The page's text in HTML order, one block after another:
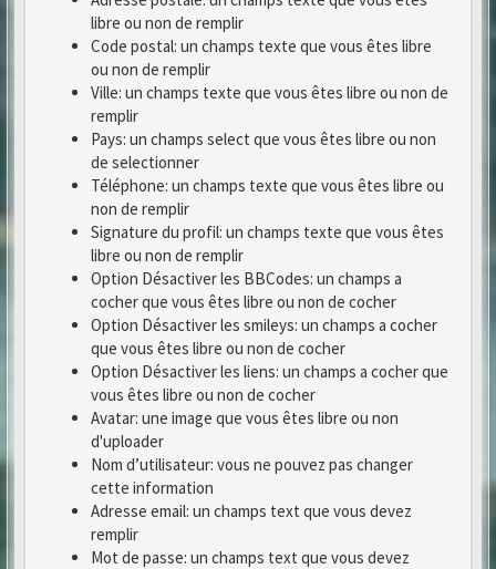
libre ou non de remplir
Code postal: un champs texte que vous êtes libre
ou non de remplir
Ville: un champs texte que vous êtes libre ou non de
remplir
Pays: un champs select que vous êtes libre ou non
de selectionner
Téléphone: un champs texte que vous êtes libre ou
non de remplir
Signature du profil: un champs texte que vous êtes
libre ou non de remplir
Option Désactiver les BBCodes: un champs a
cocher que vous êtes libre ou non de cocher
Option Désactiver les smileys: un champs a cocher
que vous êtes libre ou non de cocher
Option Désactiver les liens: un champs a cocher que
vous êtes libre ou non de cocher
Avatar: une image que vous êtes libre ou non
d'uploader
Nom d’utilisateur: vous ne pouvez pas changer
cette information
Adresse email: un champs text que vous devez
remplir
Mot de passe: un champs text que vous devez